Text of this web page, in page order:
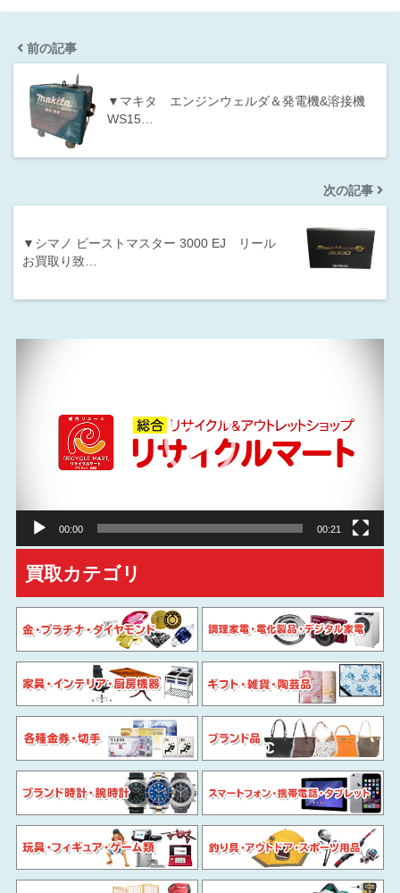
前の記事
▼マキタ エンジンウェルダ＆発電機&溶接機
WS15…
次の記事
▼シマノ ビーストマスター 3000 EJ リール
お買取り致…
00:00 00:21
買取カテゴリ